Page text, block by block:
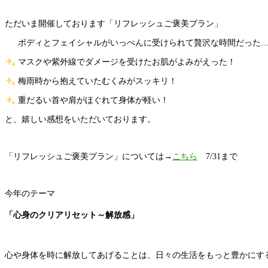
ただいま開催しております「リフレッシュご褒美プラン」
ボディとフェイシャルがいっぺんに受けられて贅沢な時間だった…
マスクや紫外線でダメージを受けたお肌がよみがえった！
梅雨時から抱えていたむくみがスッキリ！
重だるい首や肩がほぐれて身体が軽い！
と、嬉しい感想をいただいております。
「リフレッシュご褒美プラン」については→ こちら 7/31まで
今年のテーマ
「心身のクリアリセット～解放感」
心や身体を時に解放してあげることは、日々の生活をもっと豊かにす